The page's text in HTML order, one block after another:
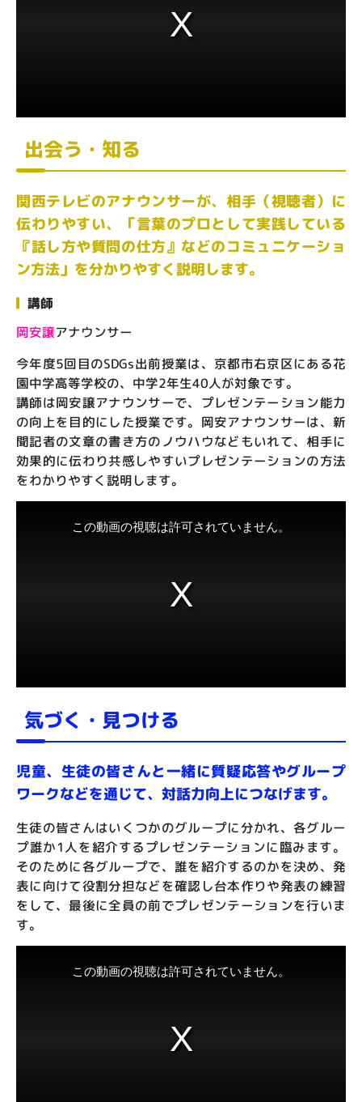
出会う・知る
関西テレビのアナウンサーが、相手（視聴者）に
伝わりやすい、「言葉のプロとして実践している
『話し方や質問の仕方』などのコミュニケーショ
ン方法」を分かりやすく説明します。
講師
岡安譲アナウンサー
今年度5回目のSDGs出前授業は、京都市右京区にある花
園中学高等学校の、中学2年生40人が対象です。
講師は岡安譲アナウンサーで、プレゼンテーション能力
の向上を目的にした授業です。岡安アナウンサーは、新
聞記者の文章の書き方のノウハウなどもいれて、相手に
効果的に伝わり共感しやすいプレゼンテーションの方法
をわかりやすく説明します。
気づく・見つける
児童、生徒の皆さんと一緒に質疑応答やグループ
ワークなどを通じて、対話力向上につなげます。
生徒の皆さんはいくつかのグループに分かれ、各グルー
プ誰か1人を紹介するプレゼンテーションに臨みます。
そのために各グループで、誰を紹介するのかを決め、発
表に向けて役割分担などを確認し台本作りや発表の練習
をして、最後に全員の前でプレゼンテーションを行いま
す。